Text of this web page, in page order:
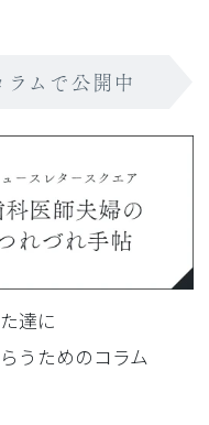
ムで公開中
達に
うためのコラム